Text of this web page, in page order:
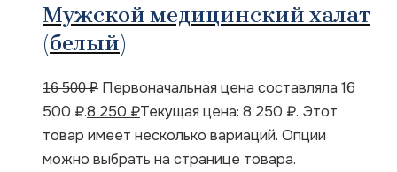
Мужской медицинский халат
(белый)
16 500₽ Первоначальная цена составляла 16
500 ₽.8 250 ₽Текущая цена: 8 250 ₽. Этот
товар имеет несколько вариаций. Опции
можно выбрать на странице товара.